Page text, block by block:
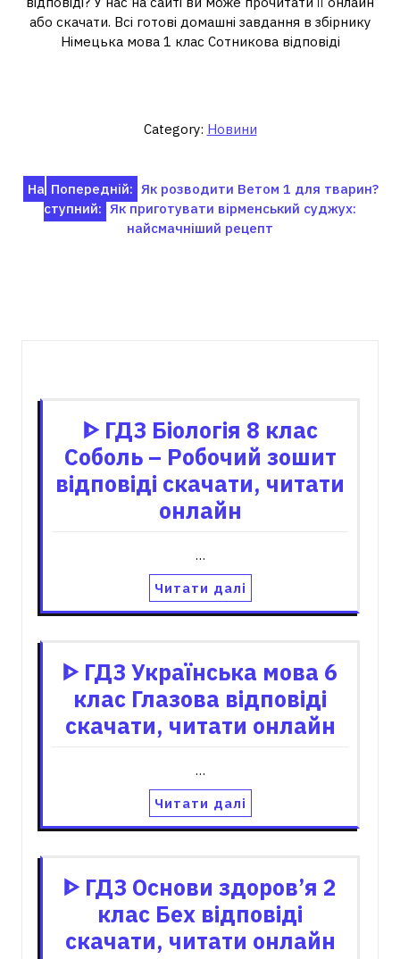
або скачати. Всі готові домашні завдання в збірнику
Німецька мова 1 клас Сотникова відповіді
Category: Новини
Навігація
записів
Попередній: Як розводити Ветом 1 для тварин?
На
ступний: Як приготувати вірменський суджух:
найсмачніший рецепт
ᐈ ГДЗ Біологія 8 клас
Соболь – Робочий зошит
відповіді скачати, читати
онлайн
…
Читати далі
ᐈ ГДЗ Українська мова 6
клас Глазова відповіді
скачати, читати онлайн
…
Читати далі
ᐈ ГДЗ Основи здоров’я 2
клас Бех відповіді
скачати, читати онлайн